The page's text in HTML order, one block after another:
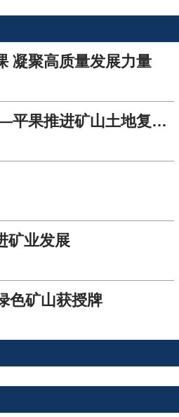
凝聚高质量发展力量
生态矿区牧歌欢 ——平果推进矿山土地复垦工作见闻
矿业发展
色矿山获授牌